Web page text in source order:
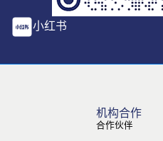
小红书
机构合作
合作伙伴